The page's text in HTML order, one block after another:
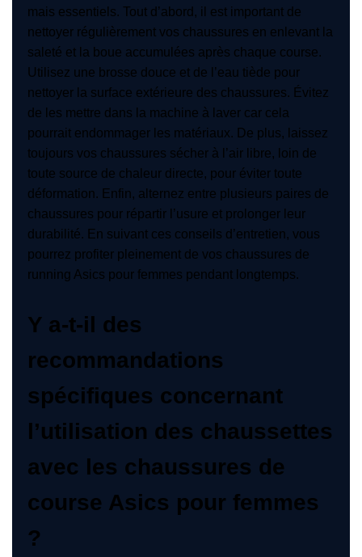
mais essentiels. Tout d’abord, il est important de
nettoyer régulièrement vos chaussures en enlevant la
saleté et la boue accumulées après chaque course.
Utilisez une brosse douce et de l’eau tiède pour
nettoyer la surface extérieure des chaussures. Évitez
de les mettre dans la machine à laver car cela
pourrait endommager les matériaux. De plus, laissez
toujours vos chaussures sécher à l’air libre, loin de
toute source de chaleur directe, pour éviter toute
déformation. Enfin, alternez entre plusieurs paires de
chaussures pour répartir l’usure et prolonger leur
durabilité. En suivant ces conseils d’entretien, vous
pourrez profiter pleinement de vos chaussures de
running Asics pour femmes pendant longtemps.
Y a-t-il des
recommandations
spécifiques concernant
l’utilisation des chaussettes
avec les chaussures de
course Asics pour femmes
?